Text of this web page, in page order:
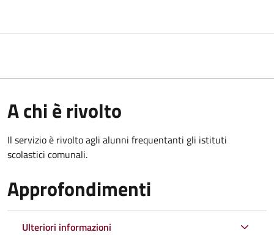
A chi è rivolto
Il servizio è rivolto agli alunni frequentanti gli istituti
scolastici comunali.
Approfondimenti
Ulteriori informazioni